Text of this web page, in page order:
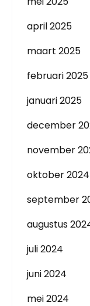
april 2025
maart 2025
februari 2025
januari 2025
december
november
oktober 2024
september
augustus
juli 2024
juni 2024
mei 2024